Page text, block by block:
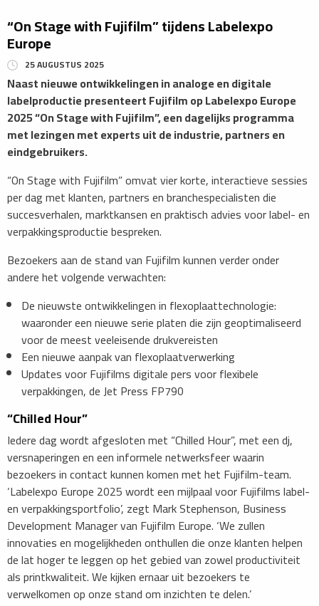
“On Stage with Fujifilm” tijdens Labelexpo
Europe
25 AUGUSTUS 2025
Naast nieuwe ontwikkelingen in analoge en digitale
labelproductie presenteert Fujifilm op Labelexpo Europe
2025 “On Stage with Fujifilm”, een dagelijks programma
met lezingen met experts uit de industrie, partners en
eindgebruikers.
“On Stage with Fujifilm” omvat vier korte, interactieve sessies
per dag met klanten, partners en branchespecialisten die
succesverhalen, marktkansen en praktisch advies voor label- en
verpakkingsproductie bespreken.
Bezoekers aan de stand van Fujifilm kunnen verder onder
andere het volgende verwachten:
De nieuwste ontwikkelingen in flexoplaattechnologie:
waaronder een nieuwe serie platen die zijn geoptimaliseerd
voor de meest veeleisende drukvereisten
Een nieuwe aanpak van flexoplaatverwerking
Updates voor Fujifilms digitale pers voor flexibele
verpakkingen, de Jet Press FP790
“Chilled Hour”
Iedere dag wordt afgesloten met “Chilled Hour”, met een dj,
versnaperingen en een informele netwerksfeer waarin
bezoekers in contact kunnen komen met het Fujifilm-team.
‘Labelexpo Europe 2025 wordt een mijlpaal voor Fujifilms label-
en verpakkingsportfolio’, zegt Mark Stephenson, Business
Development Manager van Fujifilm Europe. ‘We zullen
innovaties en mogelijkheden onthullen die onze klanten helpen
de lat hoger te leggen op het gebied van zowel productiviteit
als printkwaliteit. We kijken ernaar uit bezoekers te
verwelkomen op onze stand om inzichten te delen.’